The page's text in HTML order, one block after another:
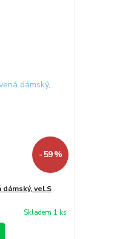
- 59 %
vel.S
Skladem 1 ks